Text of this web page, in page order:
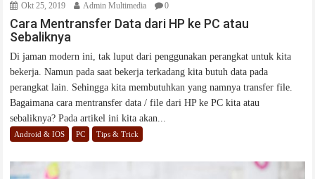
Okt 25, 2019 Admin Multimedia 0
Cara Mentransfer Data dari HP ke PC atau
Sebaliknya
Di jaman modern ini, tak luput dari penggunakan perangkat untuk kita
bekerja. Namun pada saat bekerja terkadang kita butuh data pada
perangkat lain. Sehingga kita membutuhkan yang namnya transfer file.
Bagaimana cara mentransfer data / file dari HP ke PC kita atau
sebaliknya? Pada artikel ini kita akan...
Android & IOS PC Tips & Trick